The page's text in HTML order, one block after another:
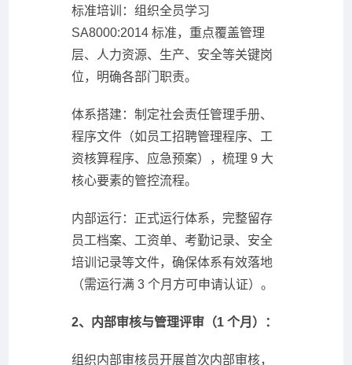
标准培训：组织全员学习
SA8000:2014 标准，重点覆盖管理
层、人力资源、生产、安全等关键岗
位，明确各部门职责。
体系搭建：制定社会责任管理手册、
程序文件（如员工招聘管理程序、工
资核算程序、应急预案），梳理 9 大
核心要素的管控流程。
内部运行：正式运行体系，完整留存
员工档案、工资单、考勤记录、安全
培训记录等文件，确保体系有效落地
（需运行满 3 个月方可申请认证）。
2、内部审核与管理评审（1 个月）：
组织内部审核员开展首次内部审核，